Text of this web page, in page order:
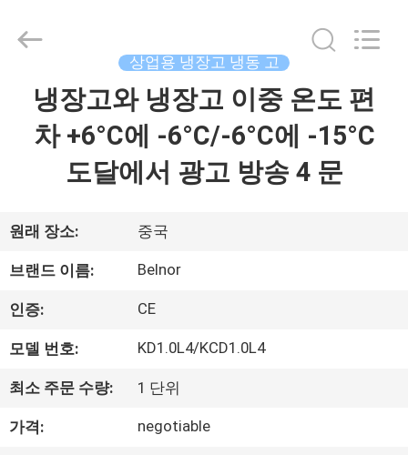
화
면
우
리
에
2026
equipments
Reserved.
상업용 냉장고 냉동 고
냉장고와 냉장고 이중 온도 편
차 +6°C에 -6°C/-6°C에 -15°C
도달에서 광고 방송 4 문
원래 장소: 중국
브랜드 이름: Belnor
인증: CE
모델 번호: KD1.0L4/KCD1.0L4
최소 주문 수량: 1 단위
가격: negotiable